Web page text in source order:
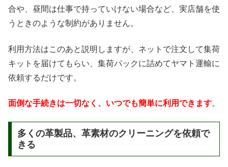
合や、昼間は仕事で持っていけない場合など、実店舗を使
うときのような制約がありません。
利用方法はこのあと説明しますが、ネットで注文して集荷
キットを届けてもらい、集荷パックに詰めてヤマト運輸に
依頼するだけです。
面倒な手続きは一切なく、いつでも簡単に利用できます。
多くの革製品、革素材のクリーニングを依頼で
きる